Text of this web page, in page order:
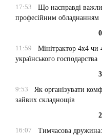
17:53
Що насправді
професійним обладнанням
11:59
Мінітрактор 4х4
українського господарства
9:53
Як організувати
зайвих складнощів
16:07
Тимчасова